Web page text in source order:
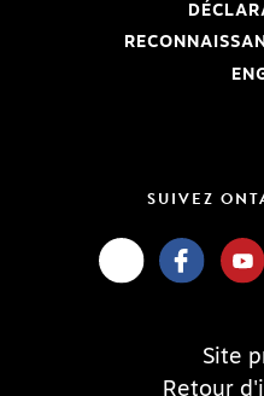
SUIVEZ
Site
Retour